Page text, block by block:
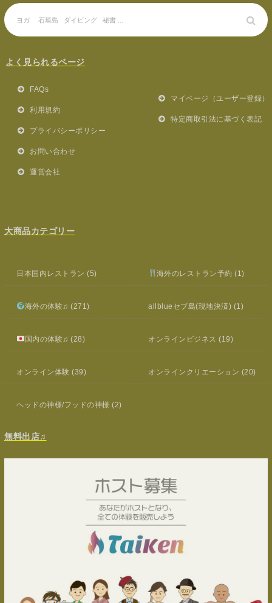
よく見られるページ
FAQs
利用規約
プライバシーポリシー
お問い合わせ
運営会社
マイページ（ユーザー登録）
特定商取引法に基づく表記
大商品カテゴリー
日本国内レストラン (5) 海外のレストラン予約 (1)
海外の体験♫ (271) allblueセブ島(現地決済) (1)
国内の体験♫ (28) オンラインビジネス (19)
オンライン体験 (39) オンラインクリエーション (20)
ヘッドの神様/フッドの神様 (2)
無料出店♫